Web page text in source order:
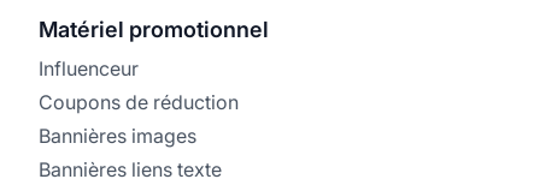
Matériel promotionnel
Influenceur
Coupons de réduction
Bannières images
Bannières liens texte